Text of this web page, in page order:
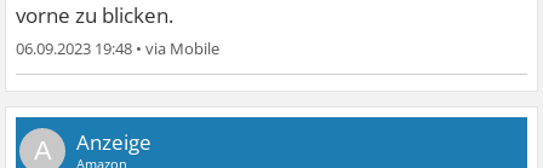
vorne zu blicken.
06.09.2023 19:48 •
A